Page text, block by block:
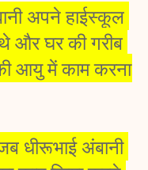
अपने हाईस्कूल
थे और घर की गरीब
आयु में काम करना
धीरूभाई अंबानी